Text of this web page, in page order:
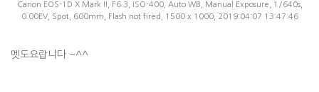
Canon EOS-1D X Mark II, F6.3, ISO-400, Auto WB, Manual Exposure, 1/640s,
0.00EV, Spot, 600mm, Flash not fired, 1500 x 1000, 2019:04:07 13:47:46
멧도요랍니다.~^^